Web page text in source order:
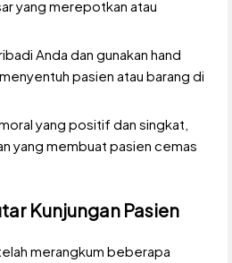
yang merepotkan atau
Anda dan gunakan hand
pasien atau barang di
yang positif dan singkat,
yang membuat pasien cemas
Kunjungan Pasien
merangkum beberapa